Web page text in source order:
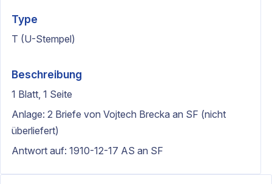
Type
T (U-Stempel)
Beschreibung
1 Blatt, 1 Seite
Anlage: 2 Briefe von Vojtech Brecka an SF (nicht
überliefert)
Antwort auf: 1910-12-17 AS an SF